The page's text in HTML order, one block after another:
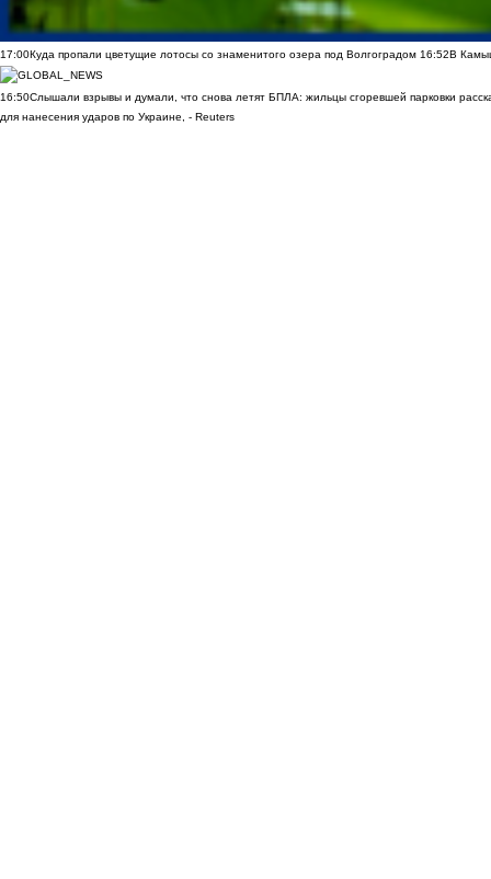
17:00Куда пропали цветущие лотосы со знаменитого озера под Волгоградом 16:52В
16:50Слышали взрывы и думали, что снова летят БПЛА: жильцы сгоревшей парковки
для нанесения ударов по Украине, - Reuters